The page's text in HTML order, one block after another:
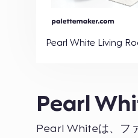
Pearl White Living
Pearl
Pearl Whiteは、フ